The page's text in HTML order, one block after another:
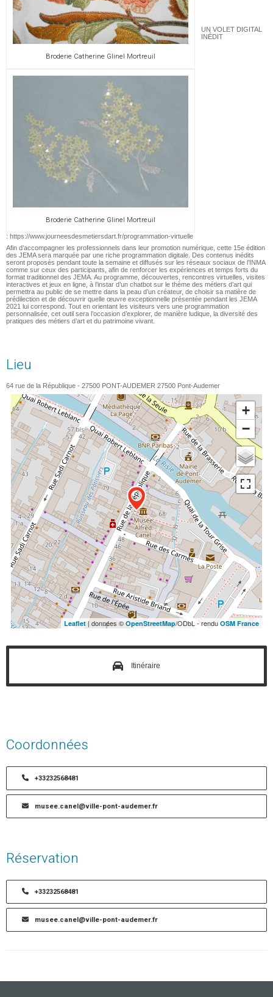
Broderie Catherine Glinel Mortreuil
Broderie Catherine Glinel Mortreuil
UN VOLET DIGITAL
INÉDIT
: https://www.journeesdesmetiersdart.fr/programmation-virtuelle
Afin d’accompagner les professionnels dans leur promotion numérique, cette 15e édition
des JEMA sera marquée par une riche programmation digitale. Des contenus inédits
seront proposés pendant toute la semaine et diffusés sur les réseaux sociaux de l’INMA
comme sur ceux des participants, afin de renforcer les expériences et temps forts du
format traditionnel des JEMA. Au programme, découvertes, rencontres virtuelles, visites
interactives et jeux en ligne, à l’instar d’un chatbot sur le thème des métiers d’art qui
permettra au public de se mettre dans la peau d’un créateur, de choisir sa matière de
prédilection et de découvrir quelle œuvre exceptionnelle présentée pendant les JEMA
2021 lui correspond. Tout en orientant les visiteurs vers une programmation
personnalisée, cet outil sera l’occasion d’explorer, de manière ludique, la diversité des
pratiques des métiers d’art et du patrimoine vivant.
Lieu
64 rue de la République - 27500 PONT-AUDEMER 27500 Pont-Audemer
+
−
Leaflet| données © OpenStreetMap/ODbL - rendu OSM France
Itinéraire
Coordonnées
+33232568481
musee.canel@ville-pont-audemer.fr
Réservation
+33232568481
musee.canel@ville-pont-audemer.fr